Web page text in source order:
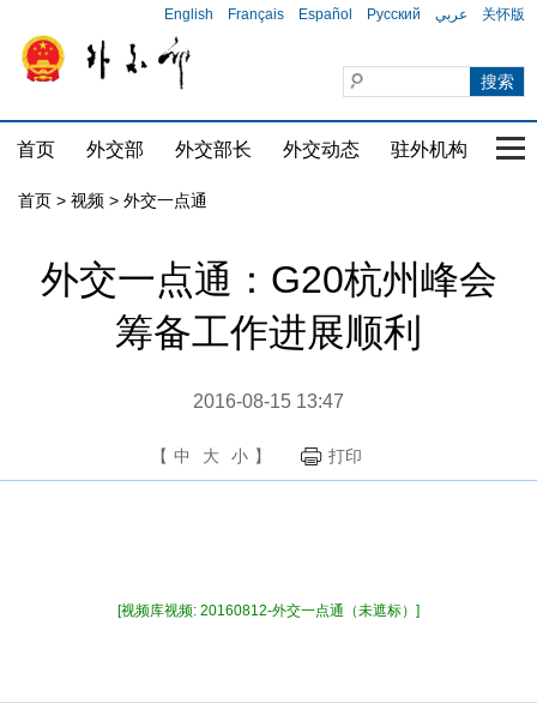
English Français Español Русский عربي 关怀版
首页 外交部 外交部长 外交动态 驻外机构 国
首页 > 视频 > 外交一点通
外交一点通：G20杭州峰会
筹备工作进展顺利
2016-08-15 13:47
【 中 大 小 】 打印
[视频库视频: 20160812-外交一点通（未遮标）]